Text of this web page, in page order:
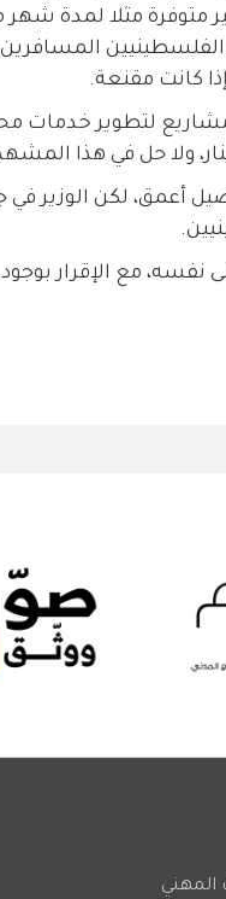
مثلا لمدة شهر
كانت مقنعة.
لتطوير خدمات
أعمق، لكن الوزير في
نفسه، مع الإقرار
المهني